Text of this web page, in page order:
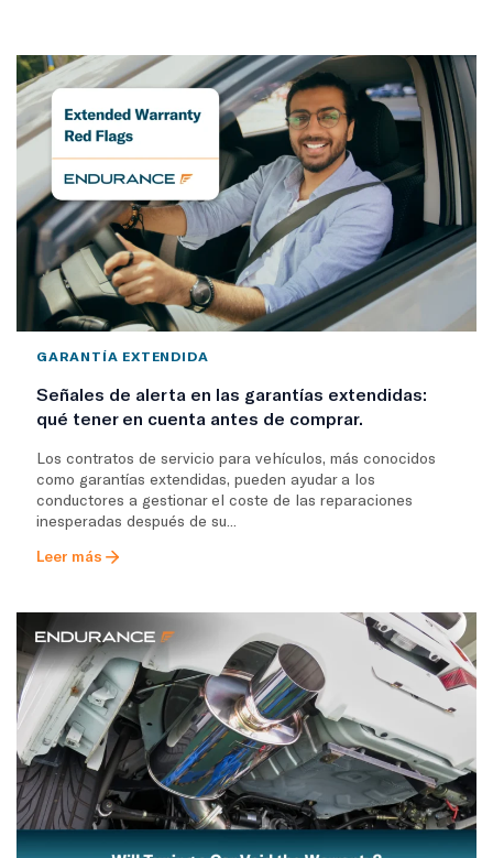
GARANTÍA EXTENDIDA
Señales de alerta en las garantías extendidas:
qué tener en cuenta antes de comprar.
Los contratos de servicio para vehículos, más conocidos
como garantías extendidas, pueden ayudar a los
conductores a gestionar el coste de las reparaciones
inesperadas después de su...
Leer más